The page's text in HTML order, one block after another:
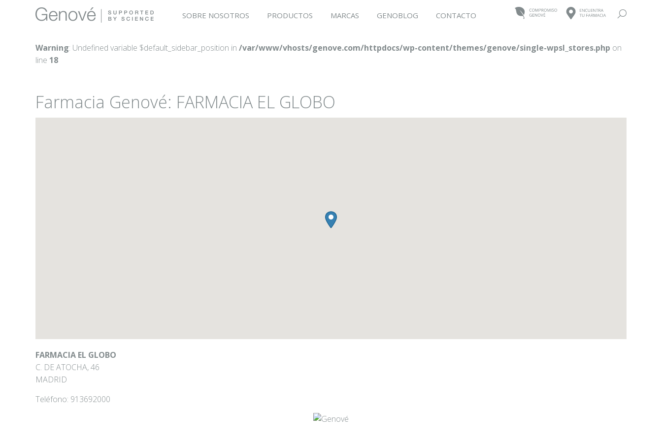
SOBRE NOSOTROS PRODUCTOS MARCAS GENOBLOG CONTACTO Buscar:
Warning: Undefined variable $default_sidebar_position in /var/www/vhosts/genove.com/httpdocs/wp-content/themes/genove/single-wpsl_stores.php on
line 18
Farmacia Genové: FARMACIA EL GLOBO
FARMACIA EL GLOBO
C. DE ATOCHA, 46
MADRID
Teléfono: 913692000